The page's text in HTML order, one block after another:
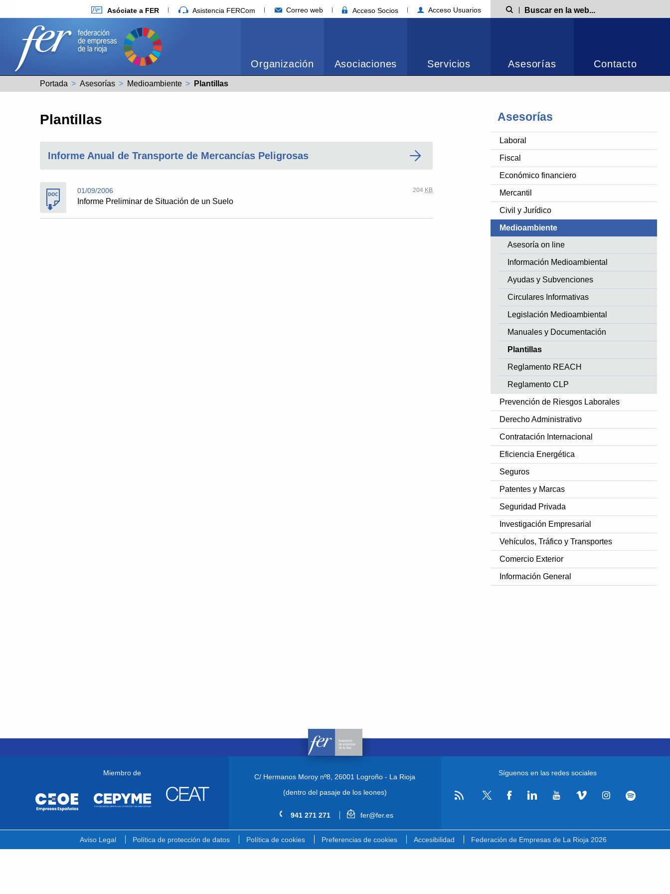
Asóciate a FER Asistencia FERCom Correo web Acceso Socios Acceso Usuarios Búsqueda
Organización Asociaciones Servicios Asesorías Contacto
Portada Asesorías Medioambiente Actual:
Plantillas
Asesorías
Laboral
Fiscal
Económico financiero
Mercantil
Civil y Jurídico
Medioambiente
Asesoría on line
Información Medioambiental
Ayudas y Subvenciones
Circulares Informativas
Legislación Medioambiental
Manuales y Documentación
Plantillas
Reglamento REACH
Reglamento CLP
Prevención de Riesgos Laborales
Derecho Administrativo
Contratación Internacional
Eficiencia Energética
Seguros
Patentes y Marcas
Seguridad Privada
Investigación Empresarial
Vehículos, Tráfico y Transportes
Comercio Exterior
Información General
Plantillas
Informe Anual de Transporte de Mercancías Peligrosas
01/09/2006 204 KB
Informe Preliminar de Situación de un Suelo
Miembro de C/ Hermanos Moroy nº8, 26001 Logroño - La Rioja
(dentro del pasaje de los leones)
941 271 271 fer@fer.es
Síguenos en las redes sociales
Aviso Legal Política de protección de datos Política de cookies Preferencias de cookies Accesibilidad Federación de Empresas de La Rioja 2026